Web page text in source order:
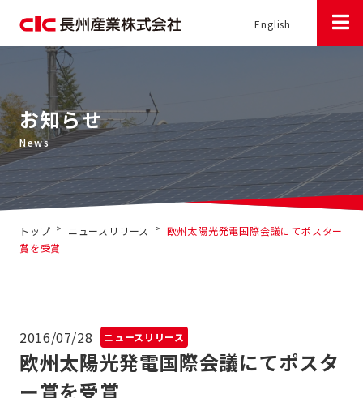
English
お知らせ
トップ > ニュースリリース > 欧州太陽光発電国際会議にてポスター
賞を受賞
2016/07/28 ニュースリリース
欧州太陽光発電国際会議にてポスタ
ー賞を受賞